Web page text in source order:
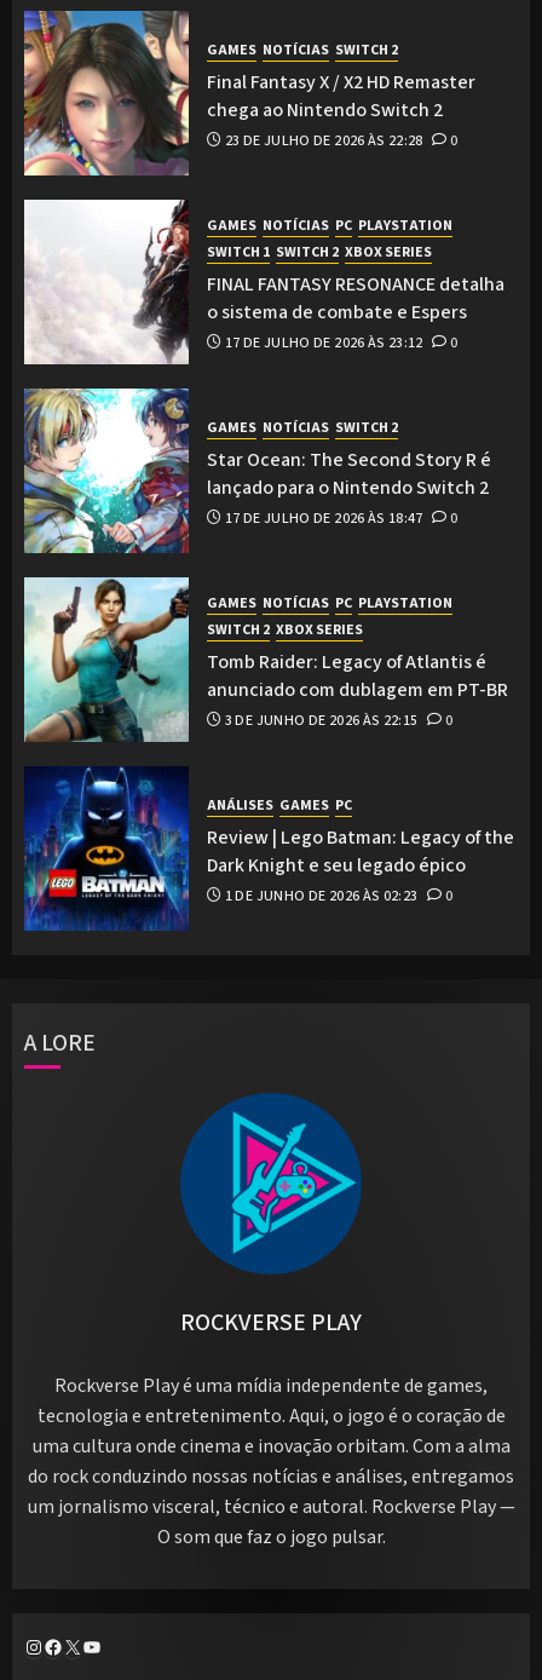
GAMES NOTÍCIAS SWITCH 2
Final Fantasy X / X2 HD Remaster
chega ao Nintendo Switch 2
23 DE JULHO DE 2026 ÀS 22:28 0
GAMES NOTÍCIAS PC PLAYSTATION
SWITCH 1 SWITCH 2 XBOX SERIES
FINAL FANTASY RESONANCE detalha
o sistema de combate e Espers
17 DE JULHO DE 2026 ÀS 23:12 0
GAMES NOTÍCIAS SWITCH 2
Star Ocean: The Second Story R é
lançado para o Nintendo Switch 2
17 DE JULHO DE 2026 ÀS 18:47 0
GAMES NOTÍCIAS PC PLAYSTATION
SWITCH 2 XBOX SERIES
Tomb Raider: Legacy of Atlantis é
anunciado com dublagem em PT-BR
3 DE JUNHO DE 2026 ÀS 22:15 0
ANÁLISES GAMES PC
Review | Lego Batman: Legacy of the
Dark Knight e seu legado épico
1 DE JUNHO DE 2026 ÀS 02:23 0
A LORE
ROCKVERSE PLAY
Rockverse Play é uma mídia independente de games,
tecnologia e entretenimento. Aqui, o jogo é o coração de
uma cultura onde cinema e inovação orbitam. Com a alma
do rock conduzindo nossas notícias e análises, entregamos
um jornalismo visceral, técnico e autoral. Rockverse Play —
O som que faz o jogo pulsar.
Instagram
Facebook
X Youtube